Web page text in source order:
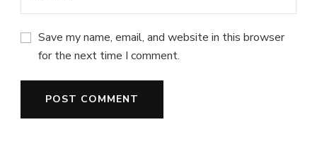
Save my name, email, and website in this browser
for the next time I comment.